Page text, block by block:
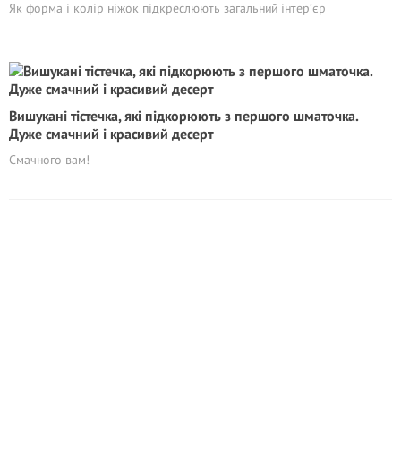
Як форма і колір ніжок підкреслюють загальний інтер’єр
Вишукані тістечка, які підкорюють з першого шматочка.
Дуже смачний і красивий десерт
Смачного вам!